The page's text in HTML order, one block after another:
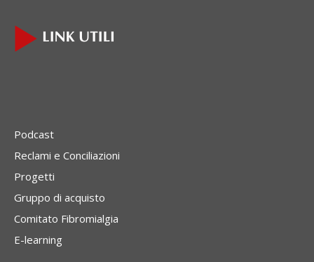
Podcast
Reclami e Conciliazioni
Progetti
Gruppo di acquisto
Comitato Fibromialgia
E-learning